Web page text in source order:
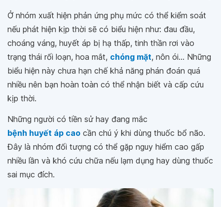
Ở nhóm xuất hiện phản ứng phụ mức có thể kiểm soát
nếu phát hiện kịp thời sẽ có biểu hiện như: đau đầu,
choáng váng, huyết áp bị hạ thấp, tinh thần rơi vào
trạng thái rối loạn, hoa mắt, chóng mặt, nôn ói... Những
biểu hiện này chưa hạn chế khả năng phán đoán quá
nhiều nên bạn hoàn toàn có thể nhận biết và cấp cứu
kịp thời.
Những người có tiền sử hay đang mắc
bệnh huyết áp cao cần chú ý khi dùng thuốc bổ não.
Đây là nhóm đối tượng có thể gặp nguy hiểm cao gấp
nhiều lần và khó cứu chữa nếu lạm dụng hay dùng thuốc
sai mục đích.